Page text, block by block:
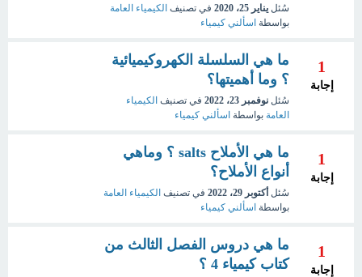
سُئل يناير 25، 2020 في تصنيف الكيمياء العامة
بواسطة اسألني كيمياء
1
إجابة
ما هي السلسلة الكهروكيميائية
؟ وما أهميتها؟
سُئل نوفمبر 23، 2022 في تصنيف الكيمياء
العامة بواسطة اسألني كيمياء
1
إجابة
ما هي الأملاح salts ؟ وماهي
أنواع الأملاح؟
سُئل أكتوبر 29، 2022 في تصنيف الكيمياء العامة
بواسطة اسألني كيمياء
1
إجابة
ما هي دروس الفصل الثالث من
كتاب كيمياء 4 ؟